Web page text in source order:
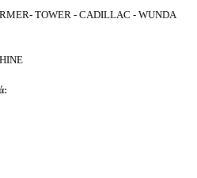
TOWER - CADILLAC - WUNDA